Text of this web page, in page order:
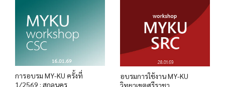
การอบรม MY-KU ครั้งที่
1/2569 : สกลนคร
อบรมการใช้งาน MY-KU
วิทยาเขตศรีราชา